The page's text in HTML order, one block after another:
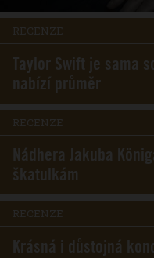
RECENZE
Taylor Swift je sama
nabízí průměr
RECENZE
Nádhera Jakuba
škatulkám
RECENZE
Krásná i důstojná